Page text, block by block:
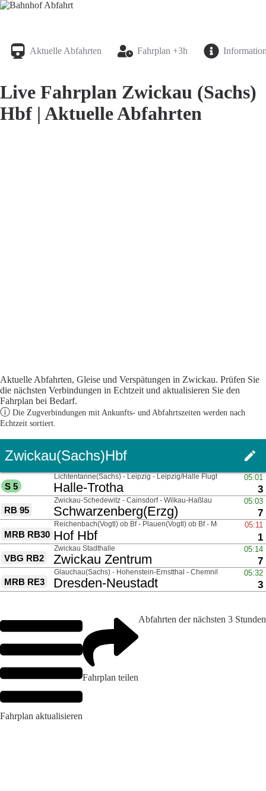
Aktuelle Abfahrten Fahrplan +3h
Live Fahrplan Zwickau (Sachs)
Hbf | Aktuelle Abfahrten
Aktuelle Abfahrten, Gleise und Verspätungen in Zwickau. Prüfen Sie
die nächsten Verbindungen in Echtzeit und aktualisieren Sie den
Fahrplan bei Bedarf.
ⓘ Die Zugverbindungen mit Ankunfts- und Abfahrtszeiten werden nach
Echtzeit sortiert.
Fahrplan aktualisieren
Fahrplan teilen
Abfahrten der nächsten 3 Stunden